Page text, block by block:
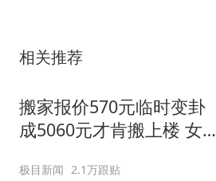
相关推荐
搬家报价570元临时变卦
成5060元才肯搬上楼 女子
极目新闻 2.1万跟贴